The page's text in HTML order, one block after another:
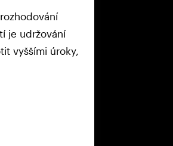
je udržování
vyššími úroky,